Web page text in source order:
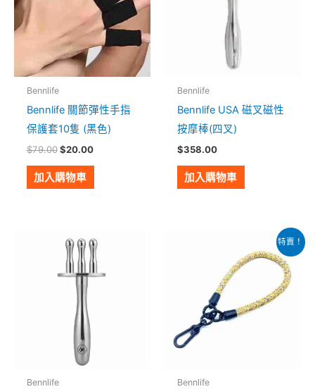
Bennlife
Bennlife 關節彈性手指
保護套10隻 (黑色)
$79.00 $20.00
加入購物車
Bennlife
Bennlife USA 磁叉磁性
按摩棒(四叉)
$358.00
加入購物車
Bennlife
特賣！
Bennlife
格：
$58.00。
價
$38.00。
產
品
多